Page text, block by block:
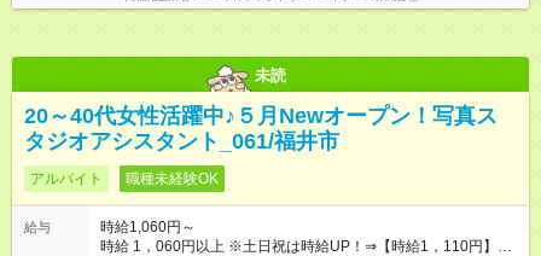
未読
20～40代女性活躍中♪５月Newオープン！写真ス
タジオアシスタント_061/福井市
アルバイト 職種未経験OK
給与
時給1,060円～
時給 1，060円以上 ※土日祝は時給UP！⇒【時給1，110円】に♪